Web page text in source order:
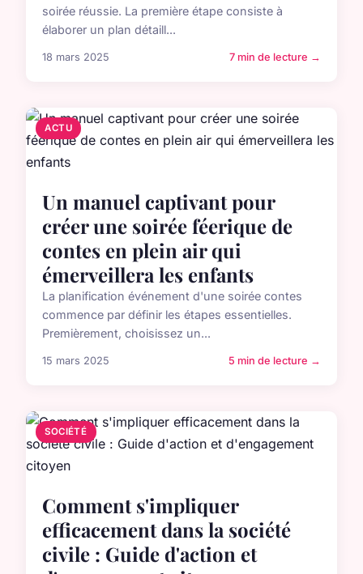
soirée réussie. La première étape consiste à
élaborer un plan détaill...
18 mars 2025 7 min de lecture →
ACTU
Un manuel captivant pour
créer une soirée féerique de
contes en plein air qui
émerveillera les enfants
La planification événement d'une soirée contes
commence par définir les étapes essentielles.
Premièrement, choisissez un...
15 mars 2025 5 min de lecture →
SOCIÉTÉ
Comment s'impliquer
efficacement dans la société
civile : Guide d'action et